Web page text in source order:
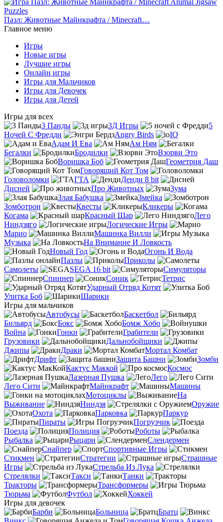
Пазл: Животные Майнкрафта / Minecraft…
Главное меню
Игры
Новые игры
Лучшие игры
Онлайн игры
Игры для Мальчиков
Игры для Девочек
Игры для Детей
Игры для всех
3 Панды
3Д Игры
5
Ночей С Фредди
Angry Birds
IO
Адам И Ева
Ам Ням
Бегалки
Бродилки
Взорви Это
Воришка Боб
Геометрия Даш
Говорящий Кот Том
Головоломки
ГТА
Денди 8 bit
Дисней
Про Животных
Зума
Злая Бабушка
Змейка
Зомботрон
Квесты
Кликеры
Когама
Красный Шар
Лего
Ниндзяго
Логические Игры
Марио
Машинка Вилли
Музыка
На Внимание И Ловкость
Новый Год
Огонь И Вода
Пазлы
Приколы
Самолеты
SEGA 16 bit
Симуляторы
Спиннер
Соник
Тетрис
Ударный Отряд Котят
Улитка Боб
Шарики
Игры для мальчиков
Автобусы
Баскетбол
Бильярд
Бокс
Бомж Хобо
Война
Гонки
Грабители
Грузовики
Дальнобойщики
Джипы
Драки
Мортал Комбат
Дрифт
Защита Башни
Зомби
Кактус Маккой
Космос
Лазерная Пушка
Лего
Лего Сити
Майнкрафт
Машины
Мотоциклы
На
Выживание
Ниндзя
Оружие
Охота
Парковка
Паркур
Пираты
Погрузчик
Поезда
Полиция
Роботы
Рыбалка
Рыцари
Слендермен
Снайпер
Спортивные Игры
Стикмен
Стратегии
Страшные
Игры
Стрельба Из Лука
Стрелялки
Такси
Танки
Тракторы
Трансформеры
Тюрьма
Футбол
Хоккей
Игры для девочек
Барби
Больница
Братц